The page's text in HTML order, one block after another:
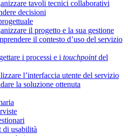
tavoli tecnici collaborativi
decisioni
il progetto e la sua gestione
il contesto d’uso del servizio
i processi e i touchpointdel
l’interfaccia utente del servizio
la soluzione ottenuta
di usabilità